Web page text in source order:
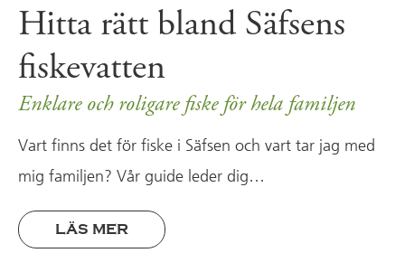
Hitta rätt bland Säfsens
fiskevatten
Enklare och roligare fiske för hela familjen
Vart finns det för fiske i Säfsen och vart tar jag med
mig familjen? Vår guide leder dig…
LÄS MER